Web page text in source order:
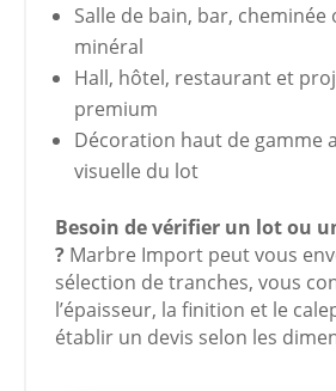
Salle de bain, bar,
minéral
Hall, hôtel, restaurant et
premium
Décoration haut de gamme
visuelle du lot
Besoin de vérifier un lot ou
? Marbre Import peut vous
sélection de tranches, vous
l’épaisseur, la finition et le
établir un devis selon les